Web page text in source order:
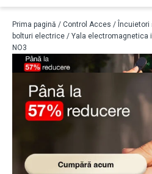
Prima pagină / Control Acces /
bolturi electrice / Yala electromagnetica
NO3